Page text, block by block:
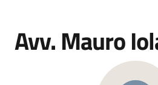
Avv. Mauro